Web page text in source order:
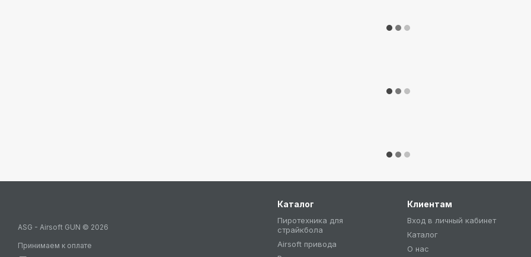
ASG - Airsoft GUN © 2026
Принимаем к оплате
Каталог
Пиротехника для
страйкбола
Airsoft привода
Клиентам
Вход в личный кабинет
Каталог
О нас